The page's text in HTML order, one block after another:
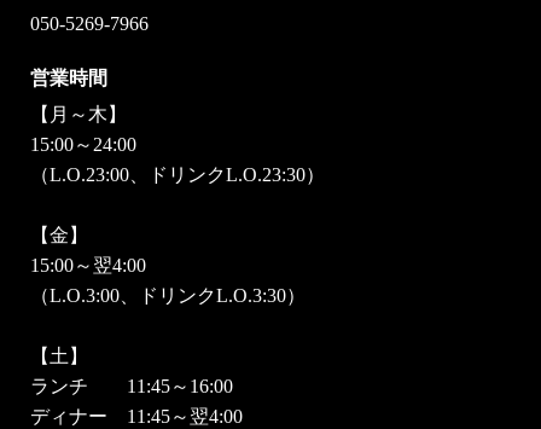
050-5269-7966
営業時間
【月～木】
15:00～24:00
（L.O.23:00、ドリンクL.O.23:30）
【金】
15:00～翌4:00
（L.O.3:00、ドリンクL.O.3:30）
【土】
ランチ 11:45～16:00
ディナー 11:45～翌4:00